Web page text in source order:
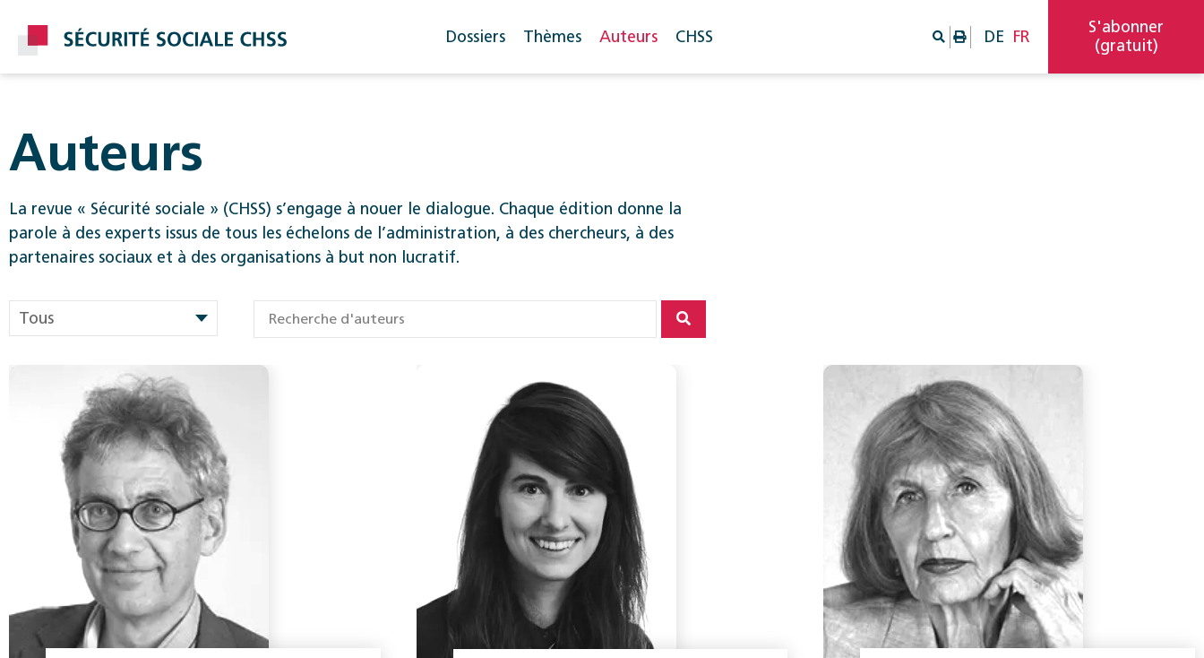
Dossiers Thèmes Auteurs CHSS DE FR
S'abonner
(gratuit)
Auteurs
La revue « Sécurité sociale » (CHSS) s’engage à nouer le dialogue. Chaque édition donne la
parole à des experts issus de tous les échelons de l’administration, à des chercheurs, à des
partenaires sociaux et à des organisations à but non lucratif.